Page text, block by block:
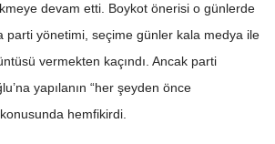
devam etti. Boykot önerisi o günlerde
parti yönetimi, seçime günler kala medya ile
vermekten kaçındı. Ancak parti
yapılanın “her şeyden önce
hemfikirdi.